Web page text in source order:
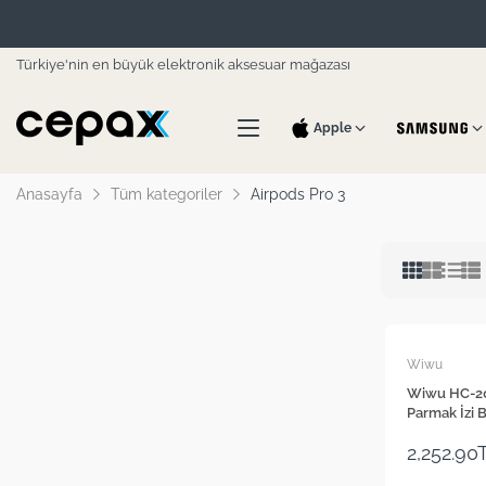
Türkiye'nin en büyük elektronik aksesuar mağazası
Apple
Anasayfa Tüm kategoriler Airpods Pro 3
Wiwu
Wiwu HC-
Parmak İzi